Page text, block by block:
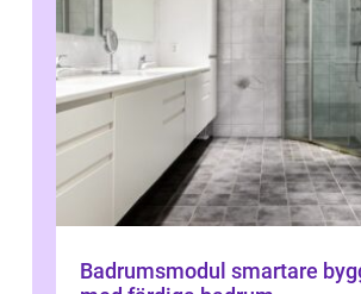
Badrumsmodul smartare byggande